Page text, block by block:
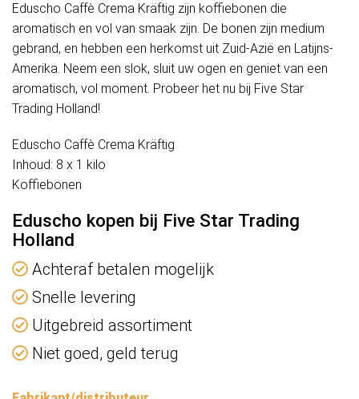
Eduscho Caffè Crema Kräftig zijn koffiebonen die
aromatisch en vol van smaak zijn. De bonen zijn medium
gebrand, en hebben een herkomst uit Zuid-Azië en Latijns-
Amerika. Neem een slok, sluit uw ogen en geniet van een
aromatisch, vol moment. Probeer het nu bij Five Star
Trading Holland!
Eduscho Caffè Crema Kräftig
Inhoud: 8 x 1 kilo
Koffiebonen
Eduscho kopen bij Five Star Trading
Holland
Achteraf betalen mogelijk
Snelle levering
Uitgebreid assortiment
Niet goed, geld terug